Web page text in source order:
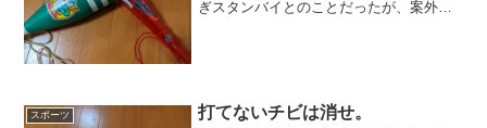
ぎスタンバイとのことだったが、案外出
スポーツ 打てないチビは消せ。